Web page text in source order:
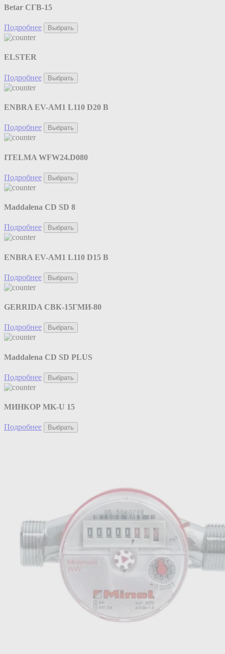
Betar СГВ-15
Подробнее Выбрать
ELSTER
Подробнее Выбрать
ENBRA EV-AM1 L110 D20 B
Подробнее Выбрать
ITELMA WFW24.D080
Подробнее Выбрать
Maddalena CD SD 8
Подробнее Выбрать
ENBRA EV-AM1 L110 D15 B
Подробнее Выбрать
GERRIDA СВК-15ГМИ-80
Подробнее Выбрать
Maddalena CD SD PLUS
Подробнее Выбрать
МИНКОР MK-U 15
Подробнее Выбрать